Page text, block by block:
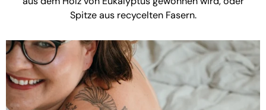
Spitze aus recycelten Fasern.